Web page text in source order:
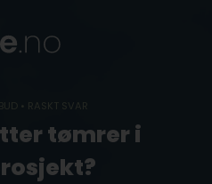
• RASKT SVAR
tømrer i